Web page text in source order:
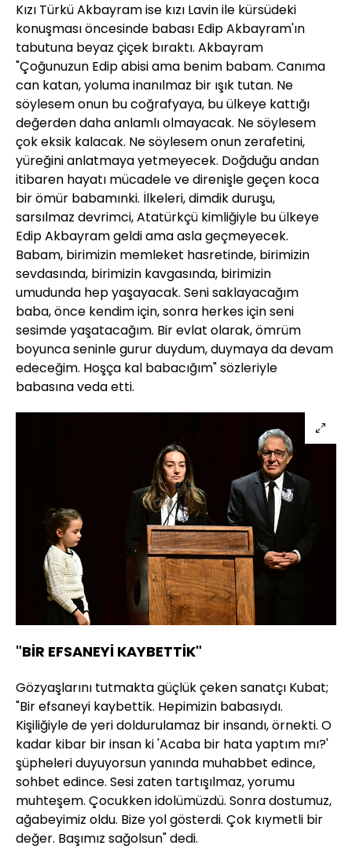
Kızı Türkü Akbayram ise kızı Lavin ile kürsüdeki
konuşması öncesinde babası Edip Akbayram'ın
tabutuna beyaz çiçek bıraktı. Akbayram
"Çoğunuzun Edip abisi ama benim babam. Canıma
can katan, yoluma inanılmaz bir ışık tutan. Ne
söylesem onun bu coğrafyaya, bu ülkeye kattığı
değerden daha anlamlı olmayacak. Ne söylesem
çok eksik kalacak. Ne söylesem onun zerafetini,
yüreğini anlatmaya yetmeyecek. Doğduğu andan
itibaren hayatı mücadele ve direnişle geçen koca
bir ömür babamınki. İlkeleri, dimdik duruşu,
sarsılmaz devrimci, Atatürkçü kimliğiyle bu ülkeye
Edip Akbayram geldi ama asla geçmeyecek.
Babam, birimizin memleket hasretinde, birimizin
sevdasında, birimizin kavgasında, birimizin
umudunda hep yaşayacak. Seni saklayacağım
baba, önce kendim için, sonra herkes için seni
sesimde yaşatacağım. Bir evlat olarak, ömrüm
boyunca seninle gurur duydum, duymaya da devam
edeceğim. Hoşça kal babacığım" sözleriyle
babasına veda etti.
"BİR EFSANEYİ KAYBETTİK"
Gözyaşlarını tutmakta güçlük çeken sanatçı Kubat;
"Bir efsaneyi kaybettik. Hepimizin babasıydı.
Kişiliğiyle de yeri doldurulamaz bir insandı, örnekti. O
kadar kibar bir insan ki 'Acaba bir hata yaptım mı?'
şüpheleri duyuyorsun yanında muhabbet edince,
sohbet edince. Sesi zaten tartışılmaz, yorumu
muhteşem. Çocukken idolümüzdü. Sonra dostumuz,
ağabeyimiz oldu. Bize yol gösterdi. Çok kıymetli bir
değer. Başımız sağolsun" dedi.